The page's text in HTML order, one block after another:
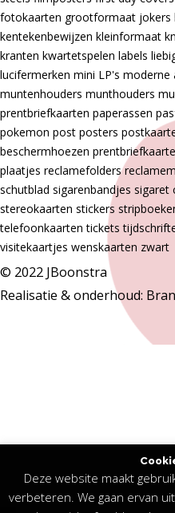
fotokaarten grootformaat jokers
kentekenbewijzen kleinformaat
kranten kwartetspelen labels
lucifermerken mini LP's moderne
muntenhouders munthouders
prentbriefkaarten paperassen
pokemon post posters
beschermhoezen
plaatjes reclamefolders
schutblad sigarenbandjes sigaret
stereokaarten stickers
telefoonkaarten tickets
visitekaartjes wenskaarten zwart
© 2022 JBoonstra
Realisatie & onderhoud:
Deze website maakt
verbeteren. We gaan ervan